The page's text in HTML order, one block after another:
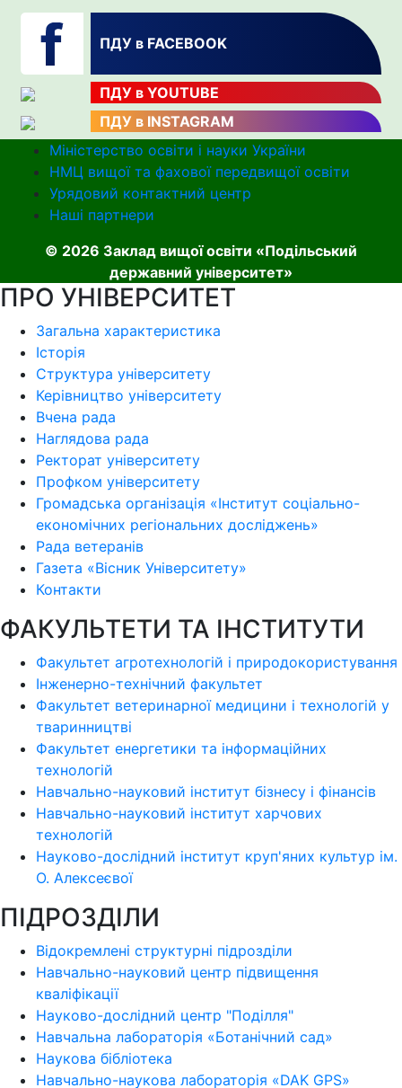
ПДУ в FACEBOOK
ПДУ в YOUTUBE
ПДУ в INSTAGRAM
Міністерство освіти і науки України
НМЦ вищої та фахової передвищої освіти
Урядовий контактний центр
Наші партнери
© 2026 Заклад вищої освіти «Подільський
державний університет»
ПРО УНІВЕРСИТЕТ
Загальна характеристика
Історія
Структура університету
Керівництво університету
Вчена рада
Наглядова рада
Ректорат університету
Профком університету
Громадська організація «Інститут соціально-
економічних регіональних досліджень»
Рада ветеранів
Газета «Вісник Університету»
Контакти
ФАКУЛЬТЕТИ ТА ІНСТИТУТИ
Факультет агротехнологій і природокористування
Інженерно-технічний факультет
Факультет ветеринарної медицини і технологій у
тваринництві
Факультет енергетики та інформаційних
технологій
Навчально-науковий інститут бізнесу і фінансів
Навчально-науковий інститут харчових
технологій
Науково-дослідний інститут круп'яних культур ім.
О. Алексеєвої
ПІДРОЗДІЛИ
Відокремлені структурні підрозділи
Навчально-науковий центр підвищення
кваліфікації
Науково-дослідний центр "Поділля"
Навчальна лабораторія «Ботанічний сад»
Наукова бібліотека
Навчально-наукова лабораторія «DAK GPS»